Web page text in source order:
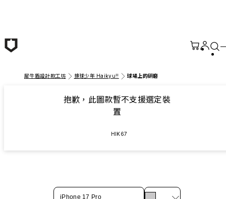
犀牛盾設計款工坊 排球少年 Haikyu!! 球場上的研磨
抱歉，此圖款暫不支援選定裝
置
HIK67
iPhone 17 Pro